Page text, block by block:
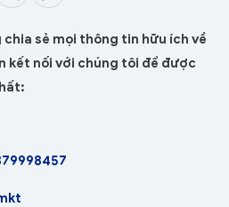
sẻ mọi thông tin hữu ích về
kết nối với chúng tôi để được